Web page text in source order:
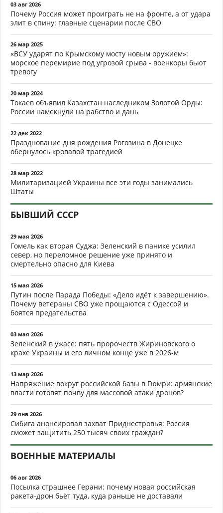
03 авг 2026
Почему Россия может проиграть не на фронте, а от удара
элит в спину: главные сценарии после СВО
26 мар 2025
«ВСУ ударят по Крымскому мосту новым оружием»:
морское перемирие под угрозой срыва - военкоры бьют
тревогу
20 мар 2024
Токаев объявил Казахстан наследником Золотой Орды:
России намекнули на рабство и дань
22 дек 2022
Празднование дня рождения Рогозина в Донецке
обернулось кровавой трагедией
28 мар 2022
Милитаризацией Украины все эти годы занимались
Штаты
БЫВШИЙ СССР
29 мая 2026
Гомель как вторая Суджа: Зеленский в панике усилил
север, но переломное решение уже принято и
смертельно опасно для Киева
15 мая 2026
Путин после Парада Победы: «Дело идёт к завершению».
Почему ветераны СВО уже прощаются с Одессой и
боятся предательства
03 мая 2026
Зеленский в ужасе: пять пророчеств Жириновского о
крахе Украины и его личном конце уже в 2026-м
13 мар 2026
Напряжение вокруг российской базы в Гюмри: армянские
власти готовят почву для массовой атаки дронов?
29 янв 2026
Сибига анонсировал захват Приднестровья: Россия
сможет защитить 250 тысяч своих граждан?
ВОЕННЫЕ МАТЕРИАЛЫ
06 авг 2026
Посылка страшнее Герани: почему новая российская
ракета-дрон бьёт туда, куда раньше не доставали